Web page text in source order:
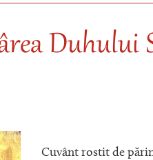
Duhului
Cuvânt rostit de